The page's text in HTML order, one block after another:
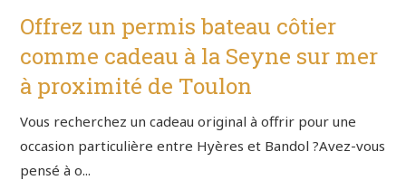
Offrez un permis bateau côtier
comme cadeau à la Seyne sur mer
à proximité de Toulon
Vous recherchez un cadeau original à offrir pour une
occasion particulière entre Hyères et Bandol ?Avez-vous
pensé à o...